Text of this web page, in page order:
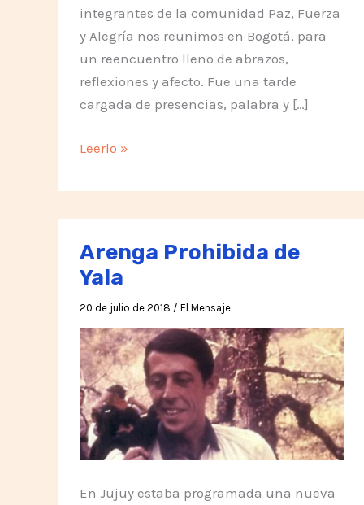
integrantes de la comunidad Paz, Fuerza
y Alegría nos reunimos en Bogotá, para
un reencuentro lleno de abrazos,
reflexiones y afecto. Fue una tarde
cargada de presencias, palabra y […]
¿En
andamos?
Memoria
reencuentro:
sentido,
afecto
y
esperanza
Leerlo »
Arenga Prohibida de
Yala
20 de julio de 2018 / El Mensaje
En Jujuy estaba programada una nueva